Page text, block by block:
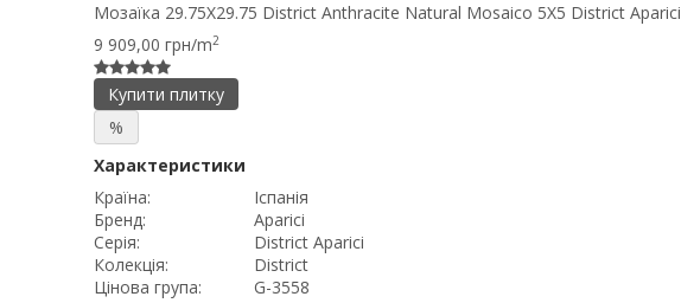
Мозаїка 29.75X29.75 District Anthracite Natural Mosaico 5X5 District Aparici
9 909,00 грн/m2
Купити плитку
%
Характеристики
Країна:
Іспанія
Бренд:
Aparici
Серія:
District Aparici
Колекція:
District
Цінова група:
G-3558